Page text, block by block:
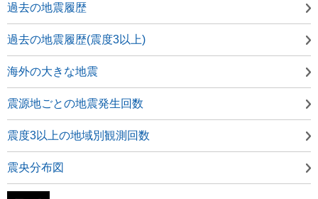
過去の地震履歴
過去の地震履歴(震度3以上)
海外の大きな地震
震源地ごとの地震発生回数
震度3以上の地域別観測回数
震央分布図